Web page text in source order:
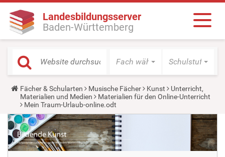
Landesbildungsserver
Baden-Württemberg
Fach wählen Schulstufe
Y
o
u
a
r
e
h
e
r
Fächer & Schularten Musische Fächer Kunst
Unterricht,
Materialien und Medien
Materialien für den Online-Unterricht
Mein Traum-Urlaub-online.odt